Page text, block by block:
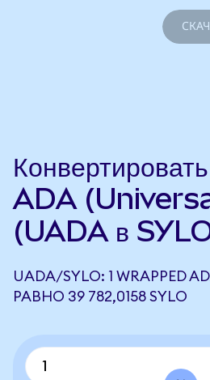
ADA
(UADA в
UADA/SYLO: 1 WRAPPED
РАВНО 39 782,0158 SYLO